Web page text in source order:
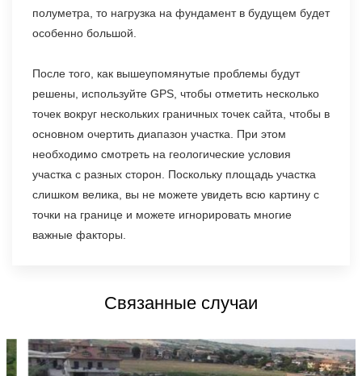
полуметра, то нагрузка на фундамент в будущем будет
особенно большой.
После того, как вышеупомянутые проблемы будут
решены, используйте GPS, чтобы отметить несколько
точек вокруг нескольких граничных точек сайта, чтобы в
основном очертить диапазон участка. При этом
необходимо смотреть на геологические условия
участка с разных сторон. Поскольку площадь участка
слишком велика, вы не можете увидеть всю картину с
точки на границе и можете игнорировать многие
важные факторы.
Связанные случаи